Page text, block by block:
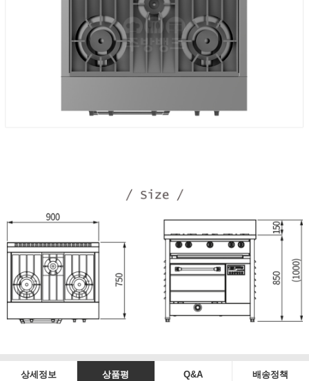
상세정보 상품평 Q&A 배송정책